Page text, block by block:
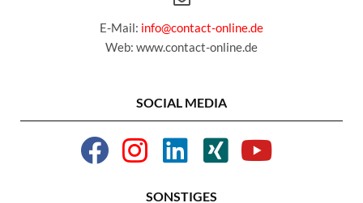
E-Mail: info@contact-online.de
Web: www.contact-online.de
SOCIAL MEDIA
SONSTIGES